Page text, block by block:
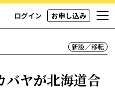
ログイン お申し込み
新設／移転
バヤが北海道合